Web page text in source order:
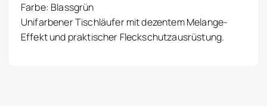
Farbe: Blassgrün
Unifarbener Tischläufer mit dezentem Melange-
Effekt und praktischer Fleckschutzausrüstung.